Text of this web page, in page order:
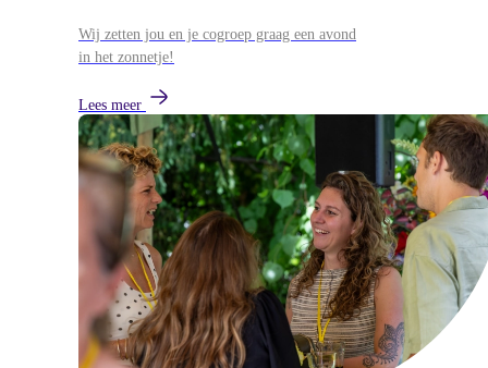
Wij zetten jou en je cogroep graag een avond
in het zonnetje!
Lees meer